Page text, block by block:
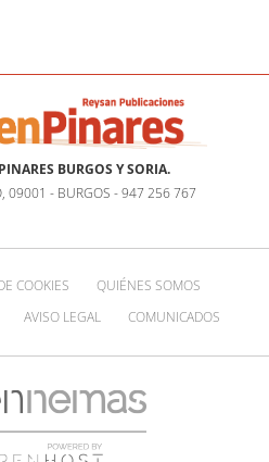
BURGOS Y SORIA.
09001 - BURGOS - 947 256 767
COOKIES
QUIÉNES SOMOS
AVISO LEGAL COMUNICADOS